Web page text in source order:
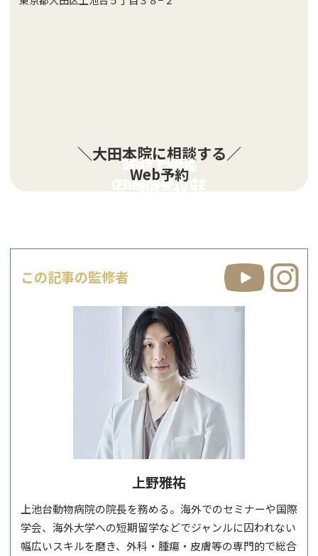
＼大田本院に相談する／
電話で相談
03-5754-1122
LINEで相談
24時間受付中
Web予約
この記事の監修者
上野雅祐
上池台動物病院の院長を務める。海外でのセミナーや国際
学会、海外大学への短期留学などでジャンルに囚われない
幅広いスキルを磨き、外科・腫瘍・皮膚等の専門的で総合